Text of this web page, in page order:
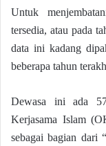
Untuk
tersedia, atau pada
data ini kadang
beberapa tahun
Dewasa ini ada
Kerjasama Islam
sebagai bagian dari